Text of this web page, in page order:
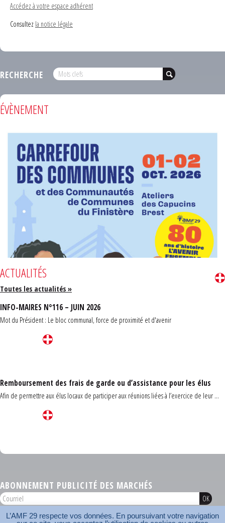
Accédez à votre espace adhérent
Consultez la notice légale
RECHERCHE
ÉVÈNEMENT
ACTUALITÉS
Toutes les actualités »
INFO-MAIRES N°116 – JUIN 2026
Mot du Président : Le bloc communal, force de proximité et d'avenir
Remboursement des frais de garde ou d’assistance pour les élus
Afin de permettre aux élus locaux de participer aux réunions liées à l’exercice de leur ...
ABONNEMENT PUBLICITÉ DES MARCHÉS
AMF 29 © 2026
L’AMF 29 respecte vos données. En poursuivant votre navigation